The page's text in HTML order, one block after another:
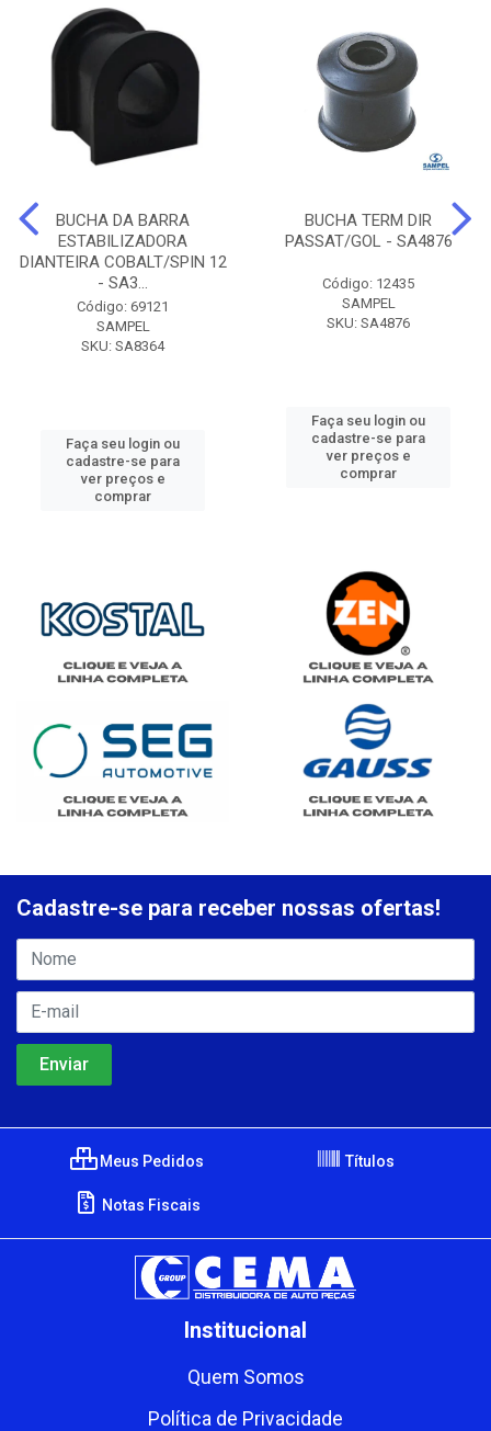
BUCHA DA BARRA
ESTABILIZADORA
DIANTEIRA COBALT/SPIN 12
- SA3...
Código: 69121
SAMPEL
SKU: SA8364
Faça seu login ou
cadastre-se para
ver preços e
comprar
BUCHA TERM DIR
PASSAT/GOL - SA4876
Código: 12435
SAMPEL
SKU: SA4876
Faça seu login ou
cadastre-se para
ver preços e
comprar
Cadastre-se para receber nossas ofertas!
Meus Pedidos Títulos
Notas Fiscais
Institucional
Quem Somos
Política de Privacidade